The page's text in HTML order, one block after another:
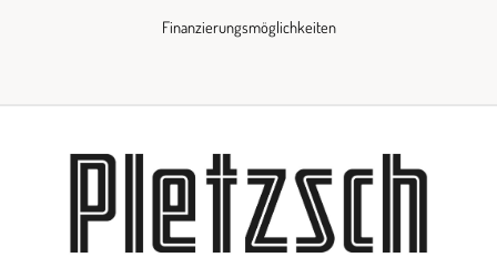
Finanzierungsmöglichkeiten